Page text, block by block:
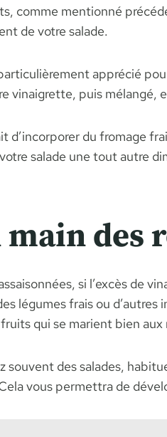
comme mentionné
de votre salade.
apprécié
vinaigrette, puis mélangé,
d’incorporer du fromage
salade une tout autre
des
si l’excès de
légumes frais ou
qui se marient bien aux
souvent des salades,
vous permettra de